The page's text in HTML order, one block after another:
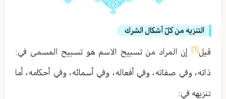
التنزيه من كلّ أشكال الشرك
قيل[٦]
إن المراد من تسبيح الاسم هو تسبيح المسمى في :
ذاته ، وفي صفاته ، وفي أفعاله ، وفي أسمائه ، وفي أحكامه ، أما
تنزيهه في :